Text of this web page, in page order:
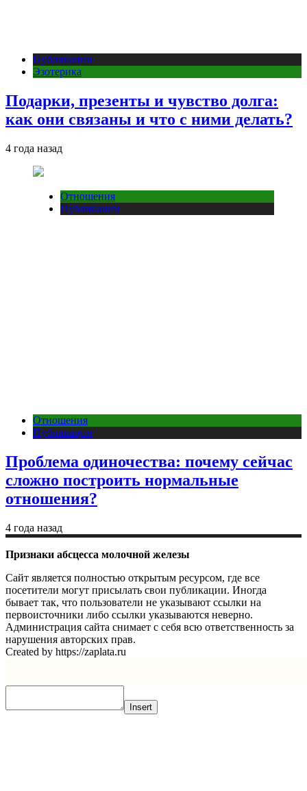
Публикации
Эзотерика
Подарки, презенты и чувство долга:
как они связаны и что с ними делать?
4 года назад
Отношения
Публикации
Отношения
Публикации
Проблема одиночества: почему сейчас
сложно построить нормальные
отношения?
4 года назад
Признаки абсцесса молочной железы
Сайт является полностью открытым ресурсом, где все
посетители могут присылать свои публикации. Иногда
бывает так, что пользователи не указывают ссылки на
первоисточники либо ссылки указываются неверно.
Администрация сайта снимает с себя всю ответственность за
нарушения авторских прав.
Created by https://zaplata.ru
Insert